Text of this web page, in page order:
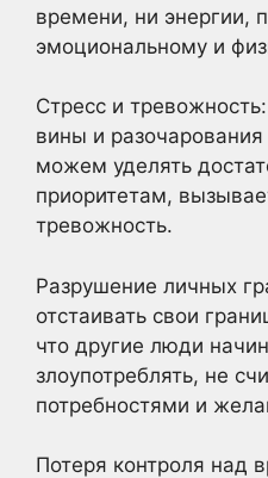
времени, ни энергии,
эмоциональному и
Стресс и
вины и
можем уделять
приоритетам,
тревожность.
Разрушение личных
отстаивать свои
что другие люди
злоупотреблять, не
потребностями и
Потеря контроля над